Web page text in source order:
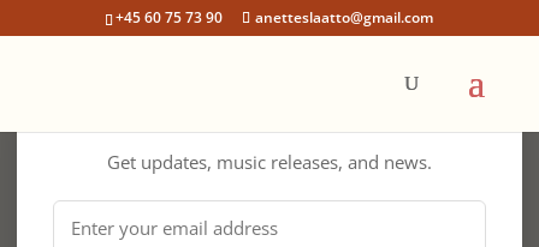
+45 60 75 73 90 anetteslaatto@gmail.com
Anette
Slaatto
Musiker og Kunstner
Get updates, music releases, and news.